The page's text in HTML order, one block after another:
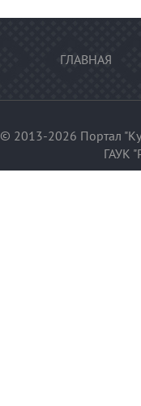
ГЛАВНАЯ
© 2013-2026 Портал
ГАУК